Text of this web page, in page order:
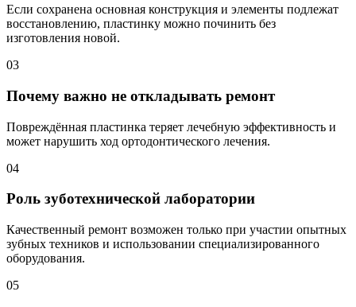
Если сохранена основная конструкция и элементы подлежат
восстановлению, пластинку можно починить без
изготовления новой.
03
Почему важно не откладывать ремонт
Повреждённая пластинка теряет лечебную эффективность и
может нарушить ход ортодонтического лечения.
04
Роль зуботехнической лаборатории
Качественный ремонт возможен только при участии опытных
зубных техников и использовании специализированного
оборудования.
05